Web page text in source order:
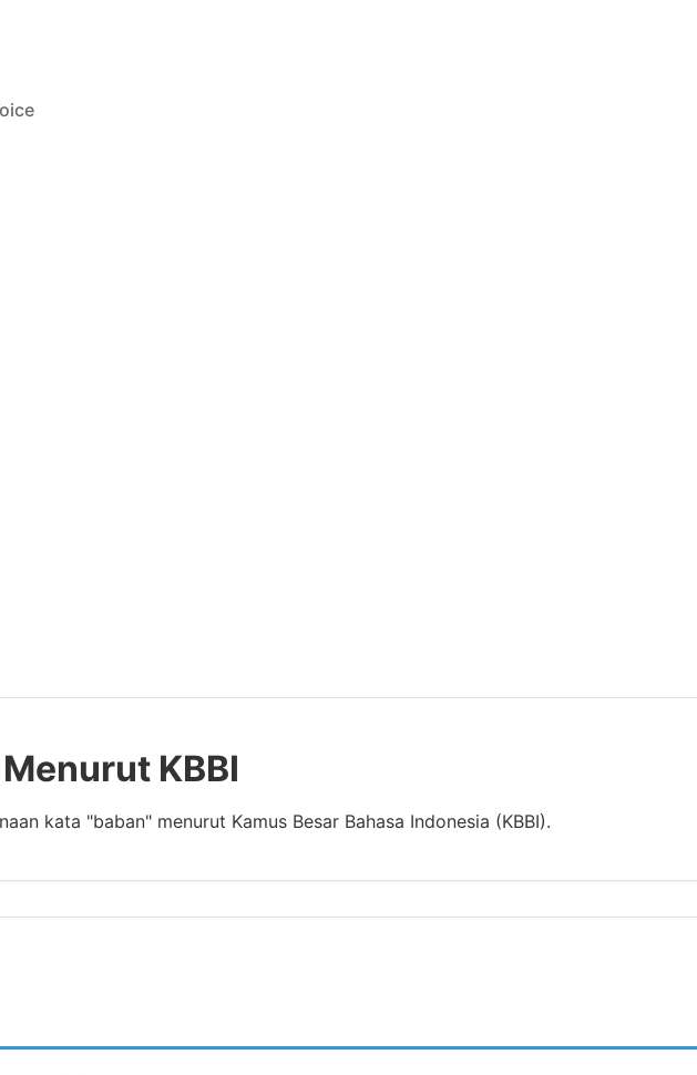
KBBI
kata "baban" menurut Kamus Besar Bahasa Indonesia (KBBI).